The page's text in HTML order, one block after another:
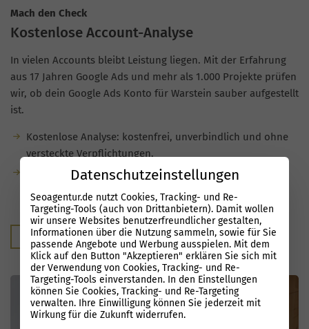
Mach den Check
Kostenlose Account-Analyse
In vielen Accounts bleibt Leistung liegen. Mit der Erfahrung
aus 17 Jahren Google Ads und mehr als 1.000 Projekte prüfen
wir, ob dein Google Ads Konto für Warstein sauber aufgestellt
ist.
Kostenlose Analyse: kostenfrei, unverbindlich und ohne
versteckte Verpflichtungen.
Du bekommst konkrete Hinweise, wo
Optimierungsmöglichkeiten stecken und welches
Potenzial deine Kampagnen noch haben.
Kostenloser Audit
Datenschutzeinstellungen
Seoagentur.de nutzt Cookies, Tracking- und Re-
Targeting-Tools (auch von Drittanbietern). Damit wollen
wir unsere Websites benutzerfreundlicher gestalten,
Informationen über die Nutzung sammeln, sowie für Sie
passende Angebote und Werbung ausspielen. Mit dem
Klick auf den Button "Akzeptieren" erklären Sie sich mit
der Verwendung von Cookies, Tracking- und Re-
Targeting-Tools einverstanden. In den Einstellungen
können Sie Cookies, Tracking- und Re-Targeting
verwalten. Ihre Einwilligung können Sie jederzeit mit
Wirkung für die Zukunft widerrufen.